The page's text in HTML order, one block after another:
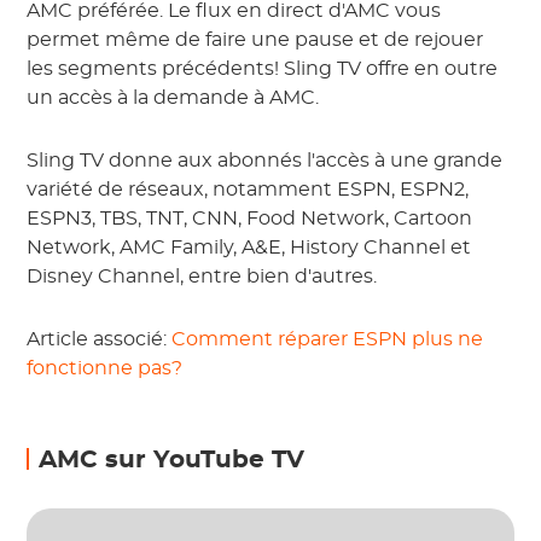
AMC préférée. Le flux en direct d'AMC vous
permet même de faire une pause et de rejouer
les segments précédents! Sling TV offre en outre
un accès à la demande à AMC.
Sling TV donne aux abonnés l'accès à une grande
variété de réseaux, notamment ESPN, ESPN2,
ESPN3, TBS, TNT, CNN, Food Network, Cartoon
Network, AMC Family, A&E, History Channel et
Disney Channel, entre bien d'autres.
Article associé:Comment réparer ESPN plus ne
fonctionne pas?
AMC sur YouTube TV